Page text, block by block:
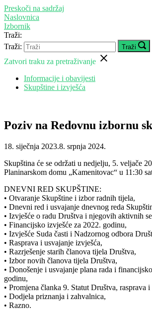
Preskoči na sadržaj
Naslovnica
Izbornik
Traži:
Traži:
Traži
Zatvori traku za pretraživanje
Informacije i obavijesti
Skupštine i izvješća
Poziv na Redovnu izbornu
18. siječnja 2023.8. srpnja 2024.
Skupština će se održati u nedjelju, 5. veljače
Planinarskom domu „Kamenitovac“ u 11:30
DNEVNI RED SKUPŠTINE:
• Otvaranje Skupštine i izbor radnih tijela,
• Dnevni red i usvajanje dnevnog reda
• Izvješće o radu Društva i njegovih aktivnih
• Financijsko izvješće za 2022. godinu,
• Izvješće Suda časti i Nadzornog odbora
• Rasprava i usvajanje izvješća,
• Razrješenje starih članova tijela Društva,
• Izbor novih članova tijela Društva,
• Donošenje i usvajanje plana rada i
godinu,
• Promjena članka 9. Statut Društva, rasprava i
• Dodjela priznanja i zahvalnica,
• Razno.